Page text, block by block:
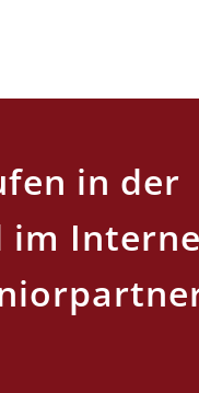
in der
im